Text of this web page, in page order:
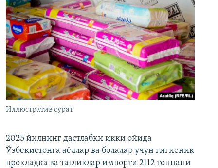
Иллюстратив сурат
2025 йилнинг дастлабки икки ойида
Ўзбекистонга аёллар ва болалар учун гигиеник
прокладка ва тагликлар импорти 2112 тоннани